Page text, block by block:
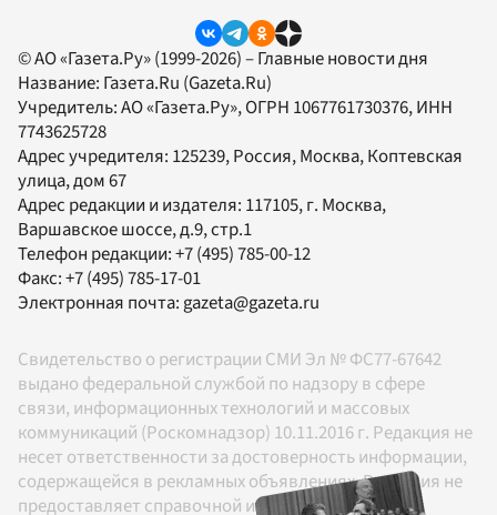
© АО «Газета.Ру» (1999-2026) – Главные новости дня
Название: Газета.Ru (Gazeta.Ru)
Учредитель:АО «Газета.Ру», ОГРН 1067761730376, ИНН
7743625728
Адрес учредителя: 125239, Россия, Москва, Коптевская
улица, дом 67
Адрес редакции и издателя: 117105, г. Москва,
Варшавское шоссе, д.9, стр.1
Телефон редакции:+7 (495) 785-00-12
Факс:+7 (495) 785-17-01
Электронная почта:gazeta@gazeta.ru
Свидетельство о регистрации СМИ Эл № ФС77-67642
выдано федеральной службой по надзору в сфере
связи, информационных технологий и массовых
коммуникаций (Роскомнадзор) 10.11.2016 г. Редакция не
несет ответственности за достоверность информации,
содержащейся в рекламных объявлениях. Редакция не
предоставляет справочной информации.